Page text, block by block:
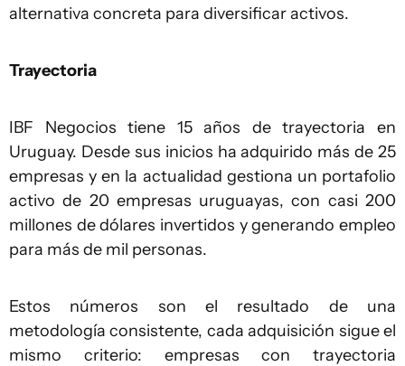
alternativa concreta para diversificar activos.
Trayectoria
IBF Negocios tiene 15 años de trayectoria en
Uruguay. Desde sus inicios ha adquirido más de 25
empresas y en la actualidad gestiona un portafolio
activo de 20 empresas uruguayas, con casi 200
millones de dólares invertidos y generando empleo
para más de mil personas.
Estos números son el resultado de una
metodología consistente, cada adquisición sigue el
mismo criterio: empresas con trayectoria